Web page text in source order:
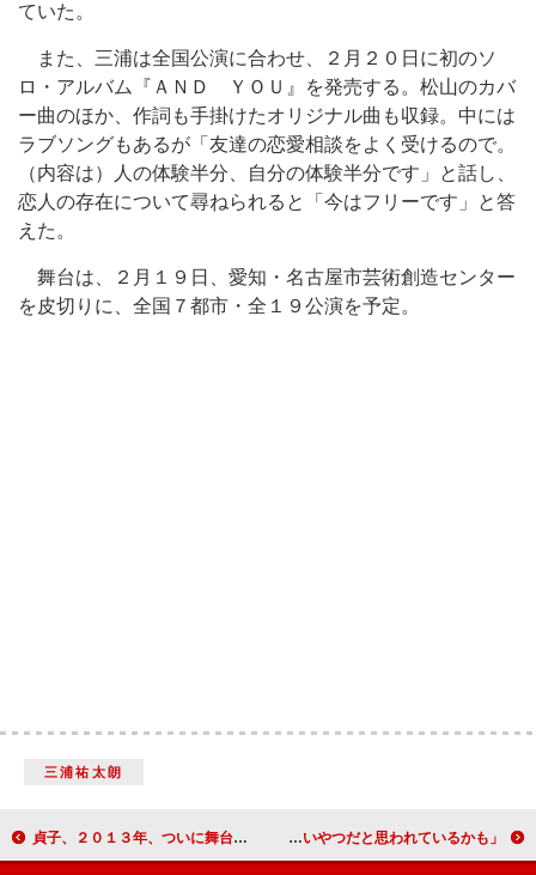
ていた。
また、三浦は全国公演に合わせ、２月２０日に初のソ
ロ・アルバム『ＡＮＤ ＹＯＵ』を発売する。松山のカバ
ー曲のほか、作詞も手掛けたオリジナル曲も収録。中には
ラブソングもあるが「友達の恋愛相談をよく受けるので。
（内容は）人の体験半分、自分の体験半分です」と話し、
恋人の存在について尋ねられると「今はフリーです」と答
えた。
舞台は、２月１９日、愛知・名古屋市芸術創造センター
を皮切りに、全国７都市・全１９公演を予定。
三浦祐太朗
貞子、２０１３年、ついに舞台化 男性陣、「貞子は彼女として“アリ”」 ビートたけし、８メートルの巨大アート披露 「たけしはひどいやつだと思われているかも」